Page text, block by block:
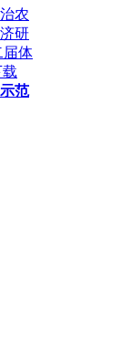
农
研
体
范